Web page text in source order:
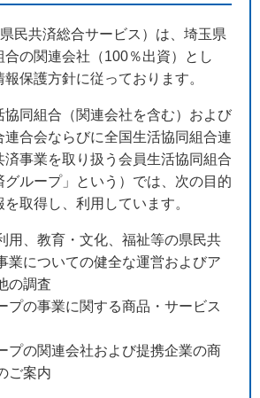
民共済総合サービス）は、埼玉県
合の関連会社（100％出資）とし
保護方針に従っております。
協同組合（関連会社を含む）および
連合会ならびに全国生活協同組合連
済事業を取り扱う会員生活協同組合
グループ」という）では、次の目的
取得し、利用しています。
用、教育・文化、福祉等の県民共
業についての健全な運営およびア
の調査
プの事業に関する商品・サービス
プの関連会社および提携企業の商
ご案内